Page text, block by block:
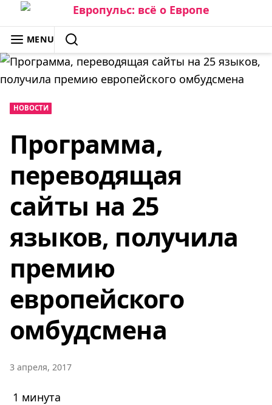
Skip
to
content
ЕВРОПУЛЬС: ВСЁ О ЕВРОПЕ
MENU
SEARCH
НОВОСТИ
Программа,
переводящая
сайты на 25
языков, получила
премию
европейского
омбудсмена
3 апреля, 2017
1 минута